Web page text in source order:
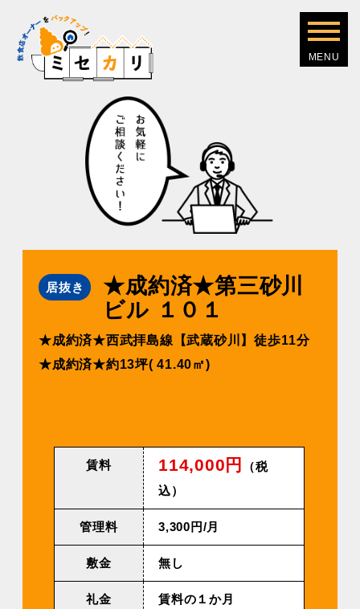
居抜き
★成約済★第三砂川
ビル １０１
★成約済★⻄武拝島線【武蔵砂川】徒歩11分
★成約済★約13坪( 41.40㎡)
賃料 114,000円
（税
込）
管理料 3,300円/⽉
敷金 無し
礼金 賃料の１か月